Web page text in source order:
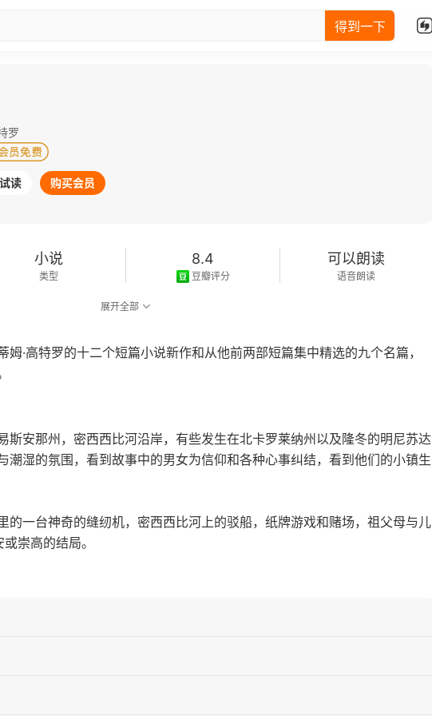
得到一下
罗
试读 购买会员
小说
类型
8.4
豆瓣评分
可以朗读
语音朗读
展开全部
姆·高特罗的十二个短篇小说新作和从他前两部短篇集中精选的九个名篇，
斯安那州，密西西比河沿岸，有些发生在北卡罗莱纳州以及隆冬的明尼苏达
潮湿的氛围，看到故事中的男女为信仰和各种心事纠结，看到他们的小镇生
的一台神奇的缝纫机，密西西比河上的驳船，纸牌游戏和赌场，祖父母与儿
崇高的结局。